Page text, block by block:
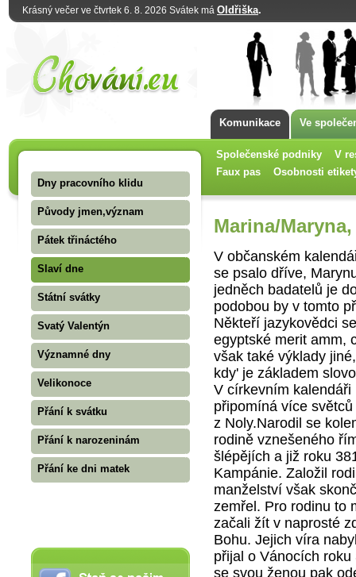
Krásný večer ve čtvrtek 6. 8. 2026 Svátek má Oldřiška.
Komunikace Ve
Společenské podniky
V
Faux pas
Osobnosti
Dny pracovního klidu
Původy jmen,význam
Pátek třináctého
Slaví dne
Státní svátky
Svatý Valentýn
Významné dny
Velikonoce
Přání k svátku
Přání k narozeninám
Přání ke dni matek
Marina/
V občanském
se psalo dříve,
jedněch badatelů je
podobou by v tomto
Někteří jazykovědci
egyptské merit amm,
však také výklady
kdy' je základem
V církevním
připomíná více
z Noly.Narodil se
rodině vznešeného
šlépějích a již roku
Kampánie. Založil
manželství však
zemřel. Pro rodinu to
začali žít v naprosté
Bohu. Jejich víra
přijal o Vánocích
se svou ženou pak